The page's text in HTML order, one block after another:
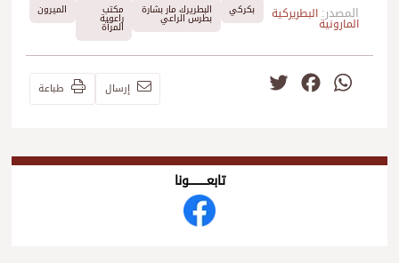
المصدر: البطريركية
المارونية
بكركي البطريرك مار بشارة
بطرس الراعي
مكتب
راعوية
المرأة
الميرون
WhatsApp
Facebook إرسال طباعة
تابعــــــــــونا